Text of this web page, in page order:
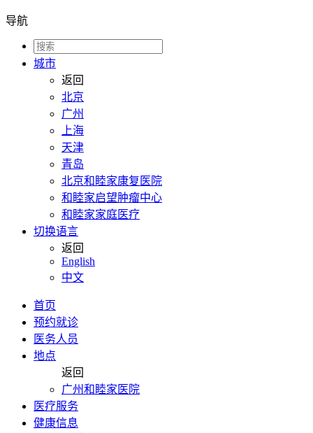
导航
城市
返回
北京
广州
上海
天津
青岛
北京和睦家康复医院
和睦家启望肿瘤中心
和睦家家庭医疗
切换语言
返回
English
中文
首页
预约就诊
医务人员
地点
返回
广州和睦家医院
医疗服务
健康信息